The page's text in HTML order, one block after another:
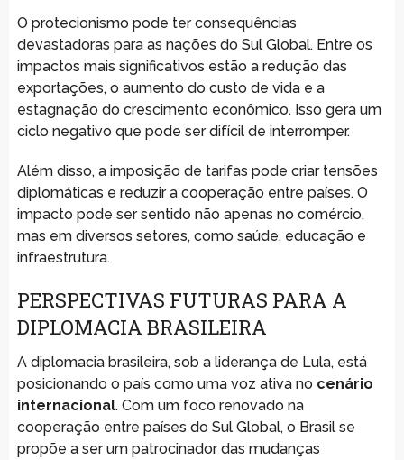
O protecionismo pode ter consequências
devastadoras para as nações do Sul Global. Entre os
impactos mais significativos estão a redução das
exportações, o aumento do custo de vida e a
estagnação do crescimento econômico. Isso gera um
ciclo negativo que pode ser difícil de interromper.
Além disso, a imposição de tarifas pode criar tensões
diplomáticas e reduzir a cooperação entre países. O
impacto pode ser sentido não apenas no comércio,
mas em diversos setores, como saúde, educação e
infraestrutura.
PERSPECTIVAS FUTURAS PARA A
DIPLOMACIA BRASILEIRA
A diplomacia brasileira, sob a liderança de Lula, está
posicionando o país como uma voz ativa no cenário
internacional. Com um foco renovado na
cooperação entre países do Sul Global, o Brasil se
propõe a ser um patrocinador das mudanças